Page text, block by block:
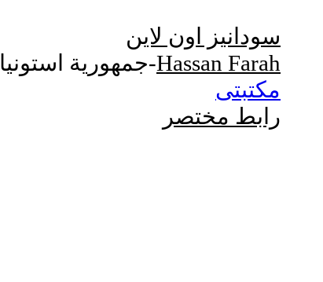
سودانيز اون لاين
Hassan Farah-جمهورية استونيا
مكتبتى
رابط مختصر